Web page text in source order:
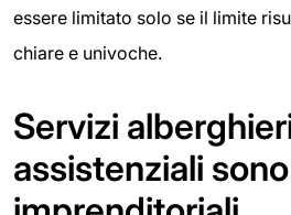
essere limitato solo se il limite
chiare e univoche.
Servizi
assistenziali